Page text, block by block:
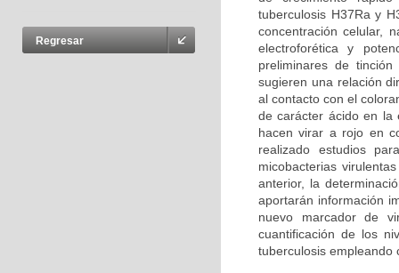
Regresar
tuberculosis H37Ra y
concentración celular,
electroforética y
preliminares de
sugieren una relación
al contacto con el
de carácter ácido en la
hacen virar a rojo en
realizado estudios
micobacterias
anterior, la
aportarán información
nuevo marcador de
cuantificación de los
tuberculosis empleando